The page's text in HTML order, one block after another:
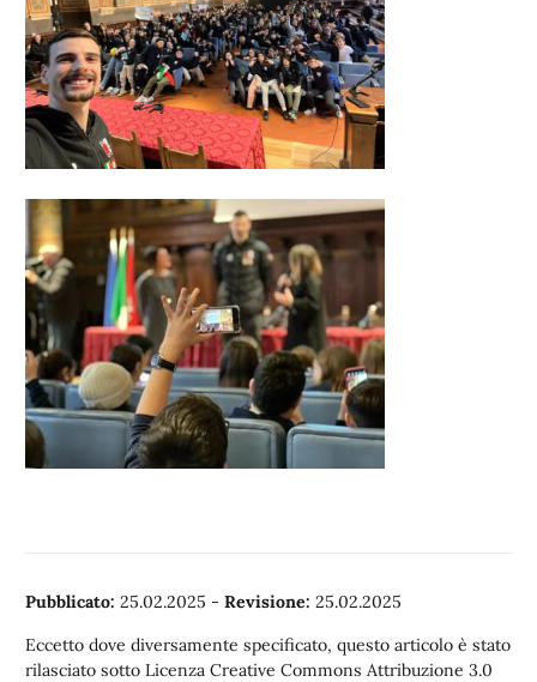
Pubblicato: 25.02.2025 - Revisione: 25.02.2025
Eccetto dove diversamente specificato, questo articolo è stato
rilasciato sotto Licenza Creative Commons Attribuzione 3.0